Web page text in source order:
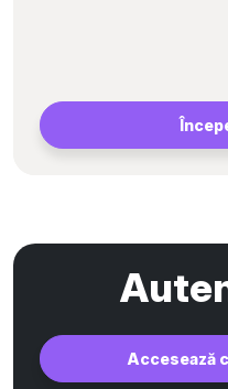
Accesează